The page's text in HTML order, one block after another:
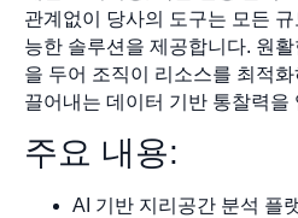
관계없이 당사의 도구는 모든
능한 솔루션을 제공합니다. 원
을 두어 조직이 리소스를 최적
끌어내는 데이터 기반 통찰력을
주요 내용:
AI 기반 지리공간 분석 플